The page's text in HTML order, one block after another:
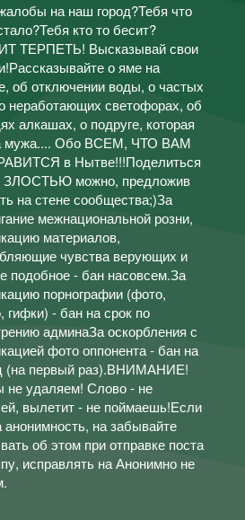
на наш город?Тебя что
кто то бесит?
ТЕРПЕТЬ! Высказывай свои
о яме на
об отключении воды, о частых
неработающих светофорах, об
алкашах, о подруге, которая
мужа.... Обо ВСЕМ, ЧТО ВАМ
в Нытве!!!Поделиться
ЗЛОСТЬЮ можно, предложив
на стене сообщества;)За
межнациональной розни,
материалов,
чувства верующих и
подобное - бан насовсем.За
порнографии (фото,
гифки) - бан на срок по
админаЗа оскорбления с
фото оппонента - бан на
(на первый раз).ВНИМАНИЕ!
не удаляем! Слово - не
вылетит - не поймаешь!Если
анонимность, на забывайте
об этом при отправке поста
исправлять на Анонимно не